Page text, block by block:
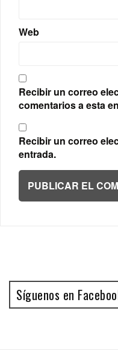
Web
Recibir un correo
comentarios a esta
Recibir un correo
entrada.
Síguenos en